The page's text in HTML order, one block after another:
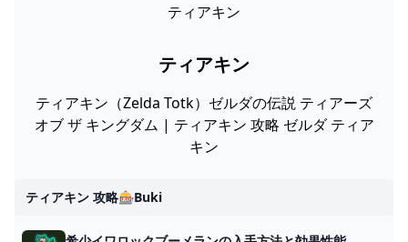
ティアキン
ティアキン
ティアキン（Zelda Totk）ゼルダの伝説 ティアーズ
オブ ザ キングダム | ティアキン 攻略 ゼルダ ティア
キン
ティアキン 攻略🎰buki